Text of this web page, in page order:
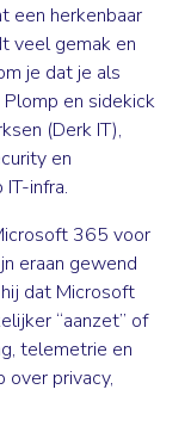
een herkenbaar
veel gemak en
je dat je als
Plomp en sidekick
(Derk IT),
en
infra.
365 voor
eraan gewend
dat Microsoft
“aanzet” of
telemetrie en
privacy,